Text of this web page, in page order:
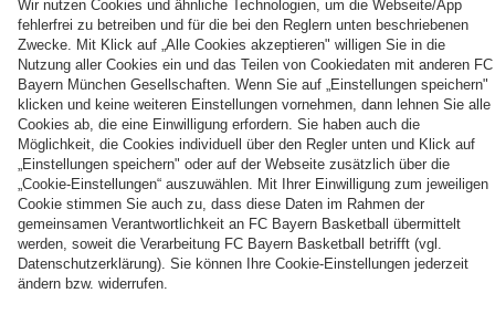
DAS KÖNNTE DICH INTERESSIEREN
VIDEO-PLATTFORM
FC
Bayern
TV
PLUS:
Jetzt
abonnieren!
ONLINE STORE
OUT
NOW:
Das
neue
Home
Trikot
26/27
FAN-ANGEBOT
FC
Bayern
München
Autogrammkarten
MYFCBAYERN
Entdecke
deinen
persönlichen
Fanbereich
PARTNER